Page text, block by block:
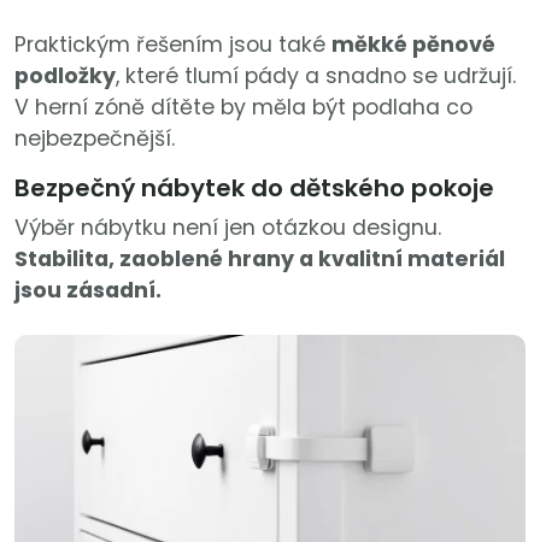
Praktickým řešením jsou také měkké pěnové
podložky, které tlumí pády a snadno se udržují.
V herní zóně dítěte by měla být podlaha co
nejbezpečnější.
Bezpečný nábytek do dětského pokoje
Výběr nábytku není jen otázkou designu.
Stabilita, zaoblené hrany a kvalitní materiál
jsou zásadní.